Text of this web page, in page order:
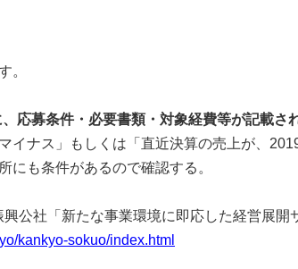
。
応募条件・必要書類・対象経費等が記載さ
ナス」もしくは「直近決算の売上が、
にも条件があるので確認する。
公社「新たな事業環境に即応した経営展開
kankyo-sokuo/index.html